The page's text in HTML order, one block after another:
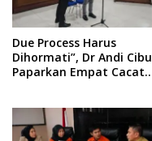
Due Process Harus
Dihormati”, Dr Andi Cibu
Paparkan Empat Cacat